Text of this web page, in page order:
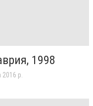
1998
2016 р.